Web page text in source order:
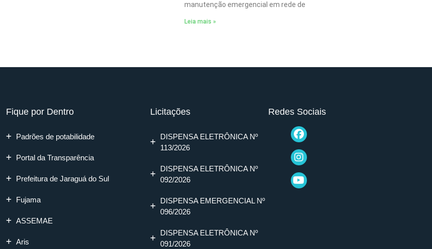
manutenção emergencial em rede de
Leia mais »
Fique por Dentro
Padrões de potabilidade
Portal da Transparência
Prefeitura de Jaraguá do Sul
Fujama
ASSEMAE
Aris
Licitações
DISPENSA ELETRÔNICA Nº
113/2026
DISPENSA ELETRÔNICA Nº
092/2026
DISPENSA EMERGENCIAL Nº
096/2026
DISPENSA ELETRÔNICA Nº
091/2026
Redes Sociais